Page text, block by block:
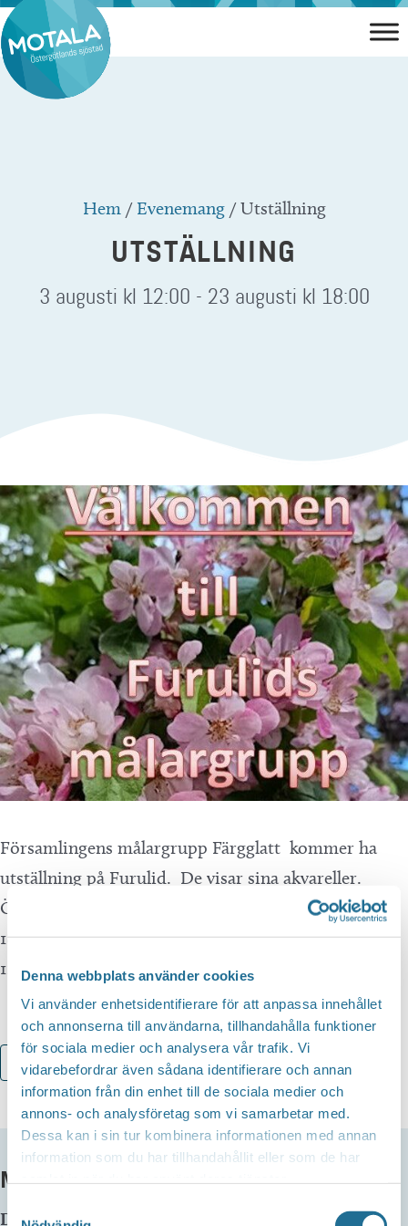
Denna webbplats använder cookies
Vi använder enhetsidentifierare för att anpassa innehållet
och annonserna till användarna, tillhandahålla funktioner
för sociala medier och analysera vår trafik. Vi
vidarebefordrar även sådana identifierare och annan
information från din enhet till de sociala medier och
annons- och analysföretag som vi samarbetar med.
Dessa kan i sin tur kombinera informationen med annan
information som du har tillhandahållit eller som de har
Hoppa
till
innehåll
Hem/Evenemang/Utställning
UTSTÄLLNING
3 augusti kl 12:00 - 23 augusti kl 18:00
Församlingens målargrupp Färgglatt kommer ha
utställning på Furulid. De visar sina akvareller.
Öppet under caféts öppettider alla dagar 12.00-
18.00. Fr. o m 17 augusti öppettider alla dagar
12.00-16.00.
Lägg till i kalender
MER INFO
Datum: 3 augusti kl 12:00
23 augusti kl 18:00